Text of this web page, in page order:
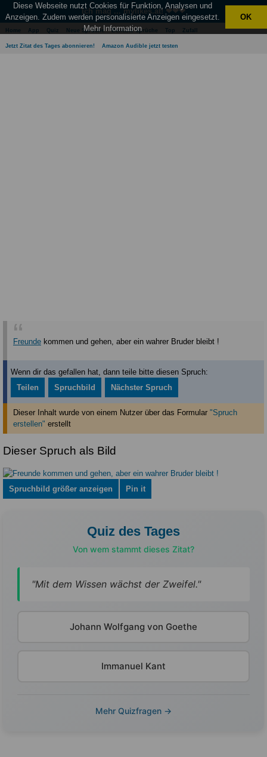
Ich mag ... mylikes.at! ❤❤❤
Home App Quiz Neue Sprüche Beliebte Sprüche Top Zufall
Jetzt Zitat des Tages abonnieren! Amazon Audible jetzt testen
Freunde kommen und gehen, aber ein wahrer Bruder bleibt !
Wenn dir das gefallen hat, dann teile bitte diesen Spruch:
Teilen
Spruchbild Nächster Spruch
Dieser Inhalt wurde von einem Nutzer über das Formular "Spruch
erstellen" erstellt
Dieser Spruch als Bild
Spruchbild größer anzeigen Pin it
Quiz des Tages
Von wem stammt dieses Zitat?
"Mit dem Wissen wächst der Zweifel."
Johann Wolfgang von Goethe
Immanuel Kant
Mehr Quizfragen →
Diese Webseite nutzt Cookies für Funktion, Analysen und
Anzeigen. Zudem werden personalisierte Anzeigen eingesetzt.
Mehr Information
OK